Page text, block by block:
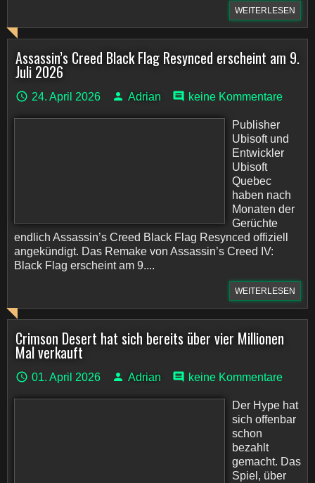
WEITERLESEN
Assassin’s Creed Black Flag Resynced erscheint am 9.
Juli 2026
24. April 2026 Adrian keine Kommentare
Publisher
Ubisoft und
Entwickler
Ubisoft
Quebec
haben nach
Monaten der
Gerüchte
endlich Assassin’s Creed Black Flag Resynced offiziell
angekündigt. Das Remake von Assassin’s Creed IV:
Black Flag erscheint am 9....
WEITERLESEN
Crimson Desert hat sich bereits über vier Millionen
Mal verkauft
01. April 2026 Adrian keine Kommentare
Der Hype hat
sich offenbar
schon
bezahlt
gemacht. Das
Spiel, über